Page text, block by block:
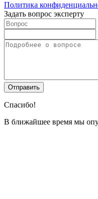
Политика
Задать вопрос эксперту
Спасибо!
В ближайшее время мы